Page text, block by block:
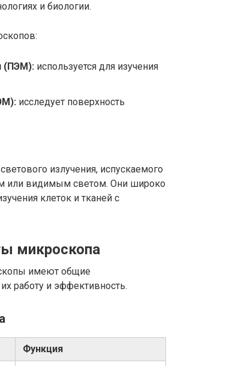
и биологии.
(ПЭМ): используется для изучения
исследует поверхность
излучения, испускаемого
или видимым светом. Они широко
клеток и тканей с
микроскопа
имеют общие
работу и эффективность.
Функция